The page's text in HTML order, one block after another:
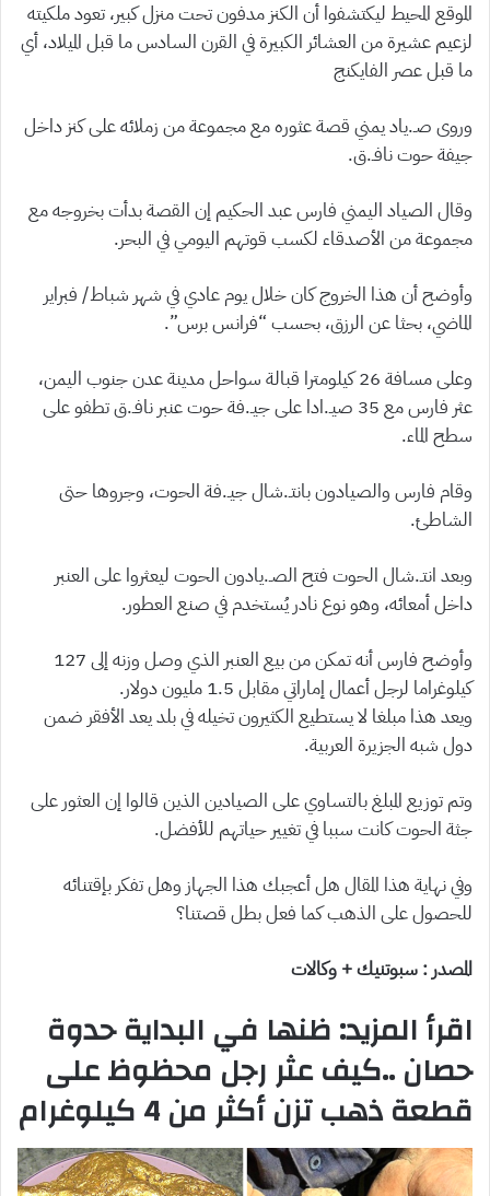
الموقع المحيط ليكتشفوا أن الكنز مدفون تحت منزل كبير، تعود ملكيته
لزعيم عشيرة من العشائر الكبيرة في القرن السادس ما قبل الميلاد، أي
ما قبل عصر الفايكنج
وروى صـ.ياد يمني قصة عثوره مع مجموعة من زملائه على كنز داخل
جيفة حوت نافـ.ق.
وقال الصياد اليمني فارس عبد الحكيم إن القصة بدأت بخروجه مع
مجموعة من الأصدقاء لكسب قوتهم اليومي في البحر.
وأوضح أن هذا الخروج كان خلال يوم عادي في شهر شباط/ فبراير
الماضي، بحثا عن الرزق، بحسب “فرانس برس”.
وعلى مسافة 26 كيلومترا قبالة سواحل مدينة عدن جنوب اليمن،
عثر فارس مع 35 صيـ.ادا على جيـ.فة حوت عنبر نافـ.ق تطفو على
سطح الماء.
وقام فارس والصيادون بانتـ.شال جيـ.فة الحوت، وجروها حتى
الشاطئ.
وبعد انتـ.شال الحوت فتح الصـ.يادون الحوت ليعثروا على العنبر
داخل أمعائه، وهو نوع نادر يُستخدم في صنع العطور.
وأوضح فارس أنه تمكن من بيع العنبر الذي وصل وزنه إلى 127
كيلوغراما لرجل أعمال إماراتي مقابل 1.5 مليون دولار.
ويعد هذا مبلغا لا يستطيع الكثيرون تخيله في بلد يعد الأفقر ضمن
دول شبه الجزيرة العربية.
وتم توزيع المبلغ بالتساوي على الصيادين الذين قالوا إن العثور على
جثة الحوت كانت سببا في تغيير حياتهم للأفضل.
وفي نهاية هذا المقال هل أعجبك هذا الجهاز وهل تفكر بإقتنائه
للحصول على الذهب كما فعل بطل قصتنا؟
المصدر : سبوتنيك + وكالات
اقرأ المزيد: ظنها في البداية حدوة
حصان ..كيف عثر رجل محظوظ على
قطعة ذهب تزن أكثر من 4 كيلوغرام